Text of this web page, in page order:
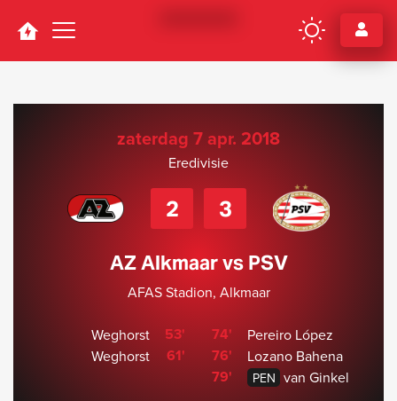
Navigation
zaterdag 7 apr. 2018
Eredivisie
2 3
AZ Alkmaar vs PSV
AFAS Stadion, Alkmaar
Weghorst 53'
Weghorst 61'
74' Pereiro López
76' Lozano Bahena
79' PEN van Ginkel